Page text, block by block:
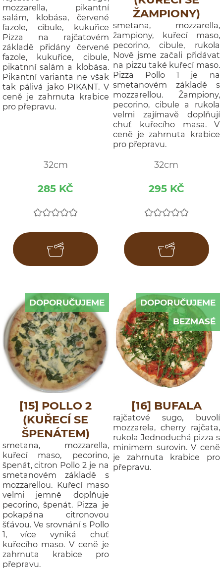
mozzarella, pikantní
salám, klobása, červené
fazole, cibule, kukuřice
Pizza na rajčatovém
základě přidány červené
fazole, kukuřice, cibule,
pikatnní salám a klobása.
Pikantní varianta ne však
tak pálivá jako PIKANT. V
ceně je zahrnuta krabice
pro přepravu.
32cm
285 KČ
ŽAMPIONY)
smetana, mozzarella,
žampiony, kuřecí maso,
pecorino, cibule, rukola
Nově jsme začali přidávat
na pizzu také kuřecí maso.
Pizza Pollo 1 je na
smetanovém základě s
mozzarellou. Žampiony,
pecorino, cibule a rukola
velmi zajímavě doplňují
chuť kuřecího masa. V
ceně je zahrnuta krabice
pro přepravu.
32cm
295 KČ
DOPORUČUJEME
[15] POLLO 2
(KUŘECÍ SE
ŠPENÁTEM)
smetana, mozzarella,
kuřecí maso, pecorino,
špenát, citron Pollo 2 je na
smetanovém základě s
mozzarellou. Kuřecí maso
velmi jemně doplňuje
pecorino, špenát. Pizza je
pokapána citronovou
šťávou. Ve srovnání s Pollo
1, více vyniká chuť
kuřecího maso. V ceně je
zahrnuta krabice pro
přepravu.
DOPORUČUJEME
BEZMASÉ
[16] BUFALA
rajčatové sugo, buvolí
mozzarela, cherry rajčata,
rukola Jednoduchá pizza s
minimem surovin. V ceně
je zahrnuta krabice pro
přepravu.